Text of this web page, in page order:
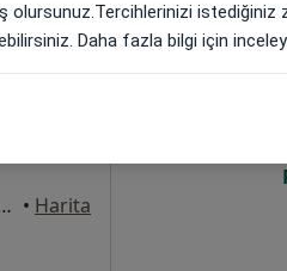
Yıldız Apt. No:38 d:4, Bandırma • Harita
Bugün
9 Ağustos
olursunuz.Tercihlerinizi istediğiniz
Daha fazla bilgi için